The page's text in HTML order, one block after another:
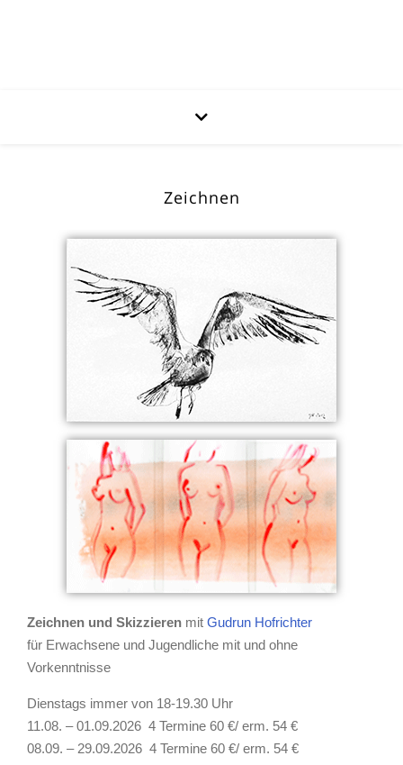
Zeichnen
Zeichnen und Skizzieren mit Gudrun Hofrichter
für Erwachsene und Jugendliche mit und ohne
Vorkenntnisse
Dienstags immer von 18-19.30 Uhr
11.08. – 01.09.2026 4 Termine 60 €/ erm. 54 €
08.09. – 29.09.2026 4 Termine 60 €/ erm. 54 €